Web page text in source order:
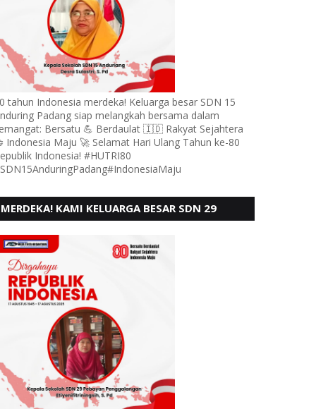
tahun Indonesia merdeka! Keluarga besar SDN 15
Padang siap melangkah bersama dalam
Bersatu 💪 Berdaulat 🇮🇩 Rakyat Sejahtera
Indonesia Maju 🚀 Selamat Hari Ulang Tahun ke-80
Indonesia! #HUTRI80
MERDEKA! KAMI KELUARGA BESAR SDN 29
MENGUCAPKAN HUT RI KE - 80